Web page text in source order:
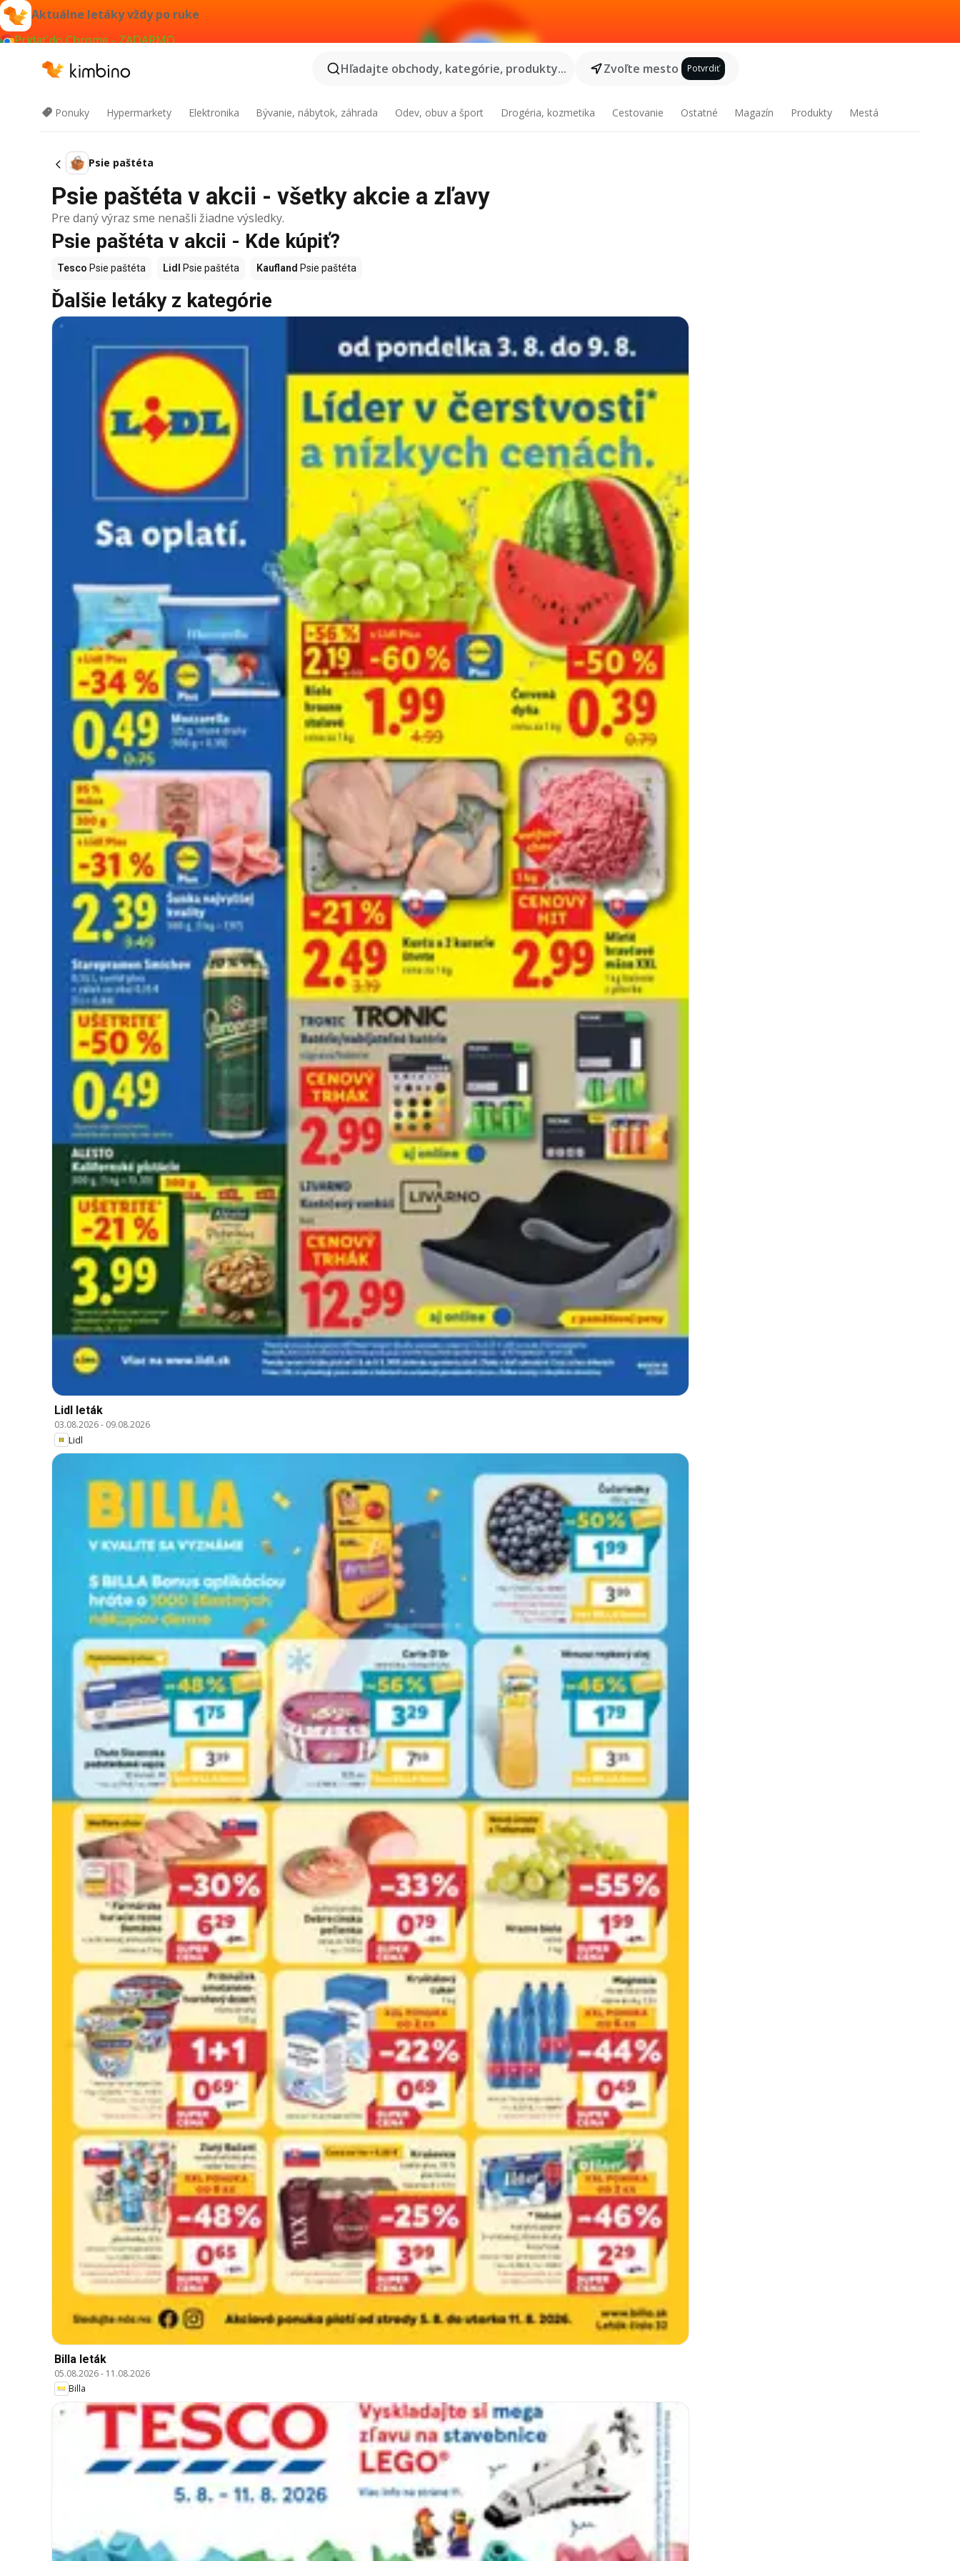
Aktuálne letáky vždy po ruke
Pridať do Chrome - ZADARMO
Hľadajte obchody, kategórie, produkty...
Zvoľte mesto Potvrdiť
Ponuky Hypermarkety Elektronika Bývanie, nábytok, záhrada Odev, obuv a šport Drogéria, kozmetika Cestovanie Ostatné Magazín Produkty Mestá
Psie paštéta
Psie paštéta v akcii - všetky akcie a zľavy
Pre daný výraz sme nenašli žiadne výsledky.
Psie paštéta v akcii - Kde kúpiť?
Tesco Psie paštéta Lidl Psie paštéta Kaufland Psie paštéta
Ďalšie letáky z kategórie
Lidl leták
03.08.2026- 09.08.2026
Lidl
Billa leták
05.08.2026- 11.08.2026
Billa